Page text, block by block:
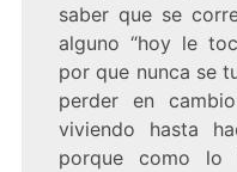
saber que se
alguno “hoy le
por que nunca se
perder en
viviendo hasta
porque como lo